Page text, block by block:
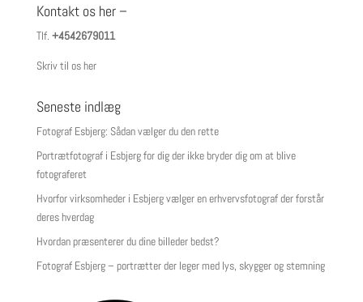
Kontakt os her –
Tlf. +4542679011
Skriv til os her
Seneste indlæg
Fotograf Esbjerg: Sådan vælger du den rette
Portrætfotograf i Esbjerg for dig der ikke bryder dig om at blive
fotograferet
Hvorfor virksomheder i Esbjerg vælger en erhvervsfotograf der forstår
deres hverdag
Hvordan præsenterer du dine billeder bedst?
Fotograf Esbjerg – portrætter der leger med lys, skygger og stemning